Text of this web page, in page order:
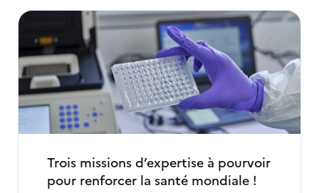
Trois missions d’expertise à pourvoir
pour renforcer la santé mondiale !